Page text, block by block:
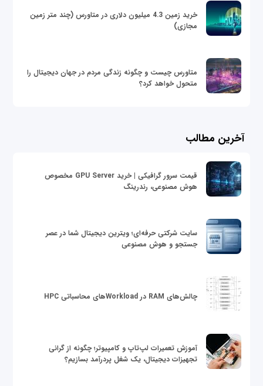
خرید زمین 4.3 میلیون دلاری در متاورس (چند متر زمین
مجازی)
متاورس چیست و چگونه زندگی مردم در جهان دیجیتال را
متحول خواهد کرد؟
آخرین مطالب
قیمت سرور گرافیکی | خرید GPU Server مخصوص
هوش مصنوعی، رندرینگ
سایت شرکتی حرفه‌ای؛ ویترین دیجیتال شما در عصر
جستجو و هوش مصنوعی
چالش‌های RAM در Workloadهای محاسباتی HPC
آموزش تعمیرات لپ‌تاپ و کامپیوتر؛ چگونه از گرانی
تجهیزات دیجیتال، یک شغل پردرآمد بسازیم؟